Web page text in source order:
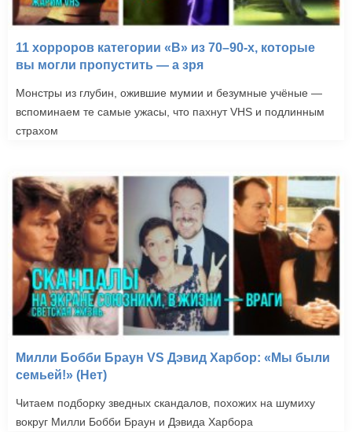
11 хорроров категории «B» из 70–90-х, которые
вы могли пропустить — а зря
Монстры из глубин, ожившие мумии и безумные учёные —
вспоминаем те самые ужасы, что пахнут VHS и подлинным
страхом
Милли Бобби Браун VS Дэвид Харбор: «Мы были
семьей!» (Нет)
Читаем подборку зведных скандалов, похожих на шумиху
вокруг Милли Бобби Браун и Дэвида Харбора